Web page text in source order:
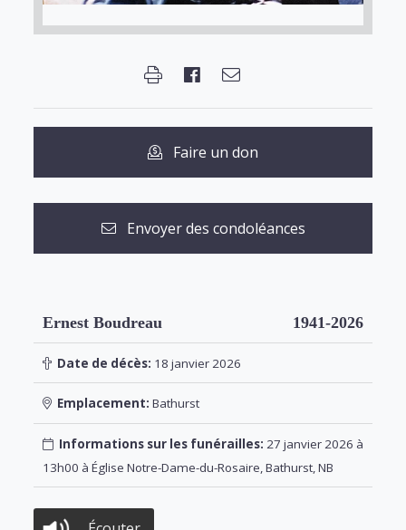
Faire un don
Envoyer des condoléances
Ernest Boudreau 1941-2026
Date de décès: 18 janvier 2026
Emplacement: Bathurst
Informations sur les funérailles: 27 janvier 2026 à
13h00 à Église Notre-Dame-du-Rosaire, Bathurst, NB